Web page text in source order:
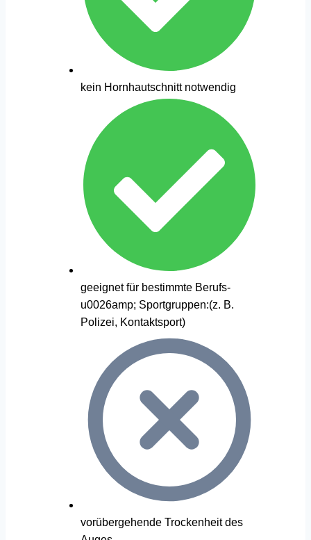
kein Hornhautschnitt notwendig
geeignet für bestimmte Berufs-
u0026amp; Sportgruppen:(z. B.
Polizei, Kontaktsport)
vorübergehende Trockenheit des